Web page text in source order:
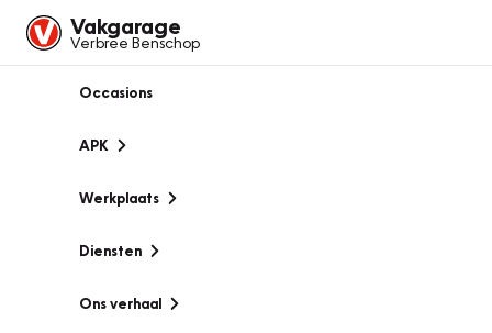
Vakgarage
Verbree Benschop
Occasions
APK
Werkplaats
Diensten
Ons verhaal